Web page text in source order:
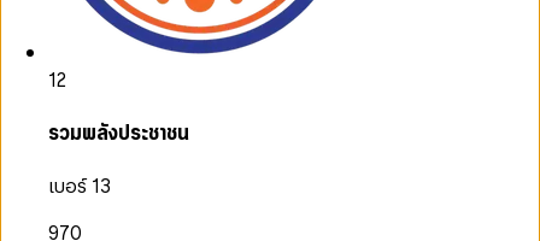
12
รวมพลังประชาชน
เบอร์ 13
970